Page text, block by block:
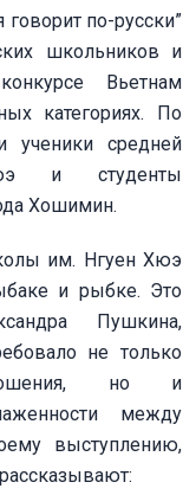
по-русски”
школьников и
Вьетнам
категориях. По
средней
и студенты
Хошимин.
им. Нгуен Хюэ
и рыбке. Это
Пушкина,
не только
но и
между
выступлению,